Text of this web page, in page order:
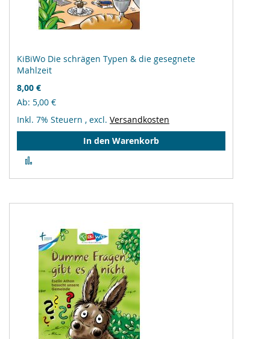
KiBiWo Die schrägen Typen & die gesegnete
Mahlzeit
8,00 €
Ab 5,00 €
Inkl. 7% Steuern , excl. Versandkosten
In den Warenkorb
hinzufügen